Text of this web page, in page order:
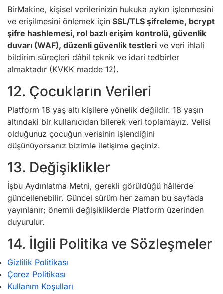
BirMakine, kişisel verilerinizin hukuka aykırı işlenmesini
ve erişilmesini önlemek için SSL/TLS şifreleme, bcrypt
şifre hashlemesi, rol bazlı erişim kontrolü, güvenlik
duvarı (WAF), düzenli güvenlik testleri ve veri ihlali
bildirim süreçleri dâhil teknik ve idari tedbirler
almaktadır (KVKK madde 12).
12. Çocukların Verileri
Platform 18 yaş altı kişilere yönelik değildir. 18 yaşın
altındaki bir kullanıcıdan bilerek veri toplamayız. Velisi
olduğunuz çocuğun verisinin işlendiğini
düşünüyorsanız bizimle iletişime geçiniz.
13. Değişiklikler
İşbu Aydınlatma Metni, gerekli görüldüğü hâllerde
güncellenebilir. Güncel sürüm her zaman bu sayfada
yayınlanır; önemli değişikliklerde Platform üzerinden
duyurulur.
14. İlgili Politika ve Sözleşmeler
Gizlilik Politikası
Çerez Politikası
Kullanım Koşulları